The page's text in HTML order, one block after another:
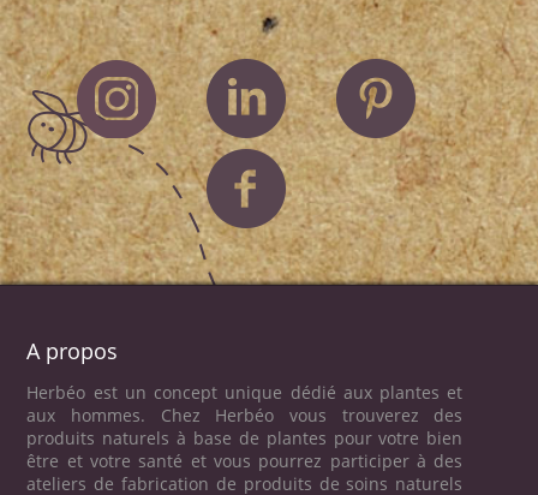
A propos
Herbéo est un concept unique dédié aux plantes et
aux hommes. Chez Herbéo vous trouverez des
produits naturels à base de plantes pour votre bien
être et votre santé et vous pourrez participer à des
ateliers de fabrication de produits de soins naturels